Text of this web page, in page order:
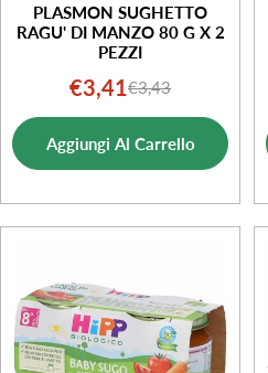
PLASMON SUGHETTO
RAGU' DI MANZO 80 G X 2
PEZZI
Prezzo
di
vendita
€3,41Prezzo
normale
€3,43
Aggiungi Al Carrello